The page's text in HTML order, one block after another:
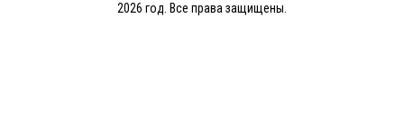
2026 год. Все права защищены.